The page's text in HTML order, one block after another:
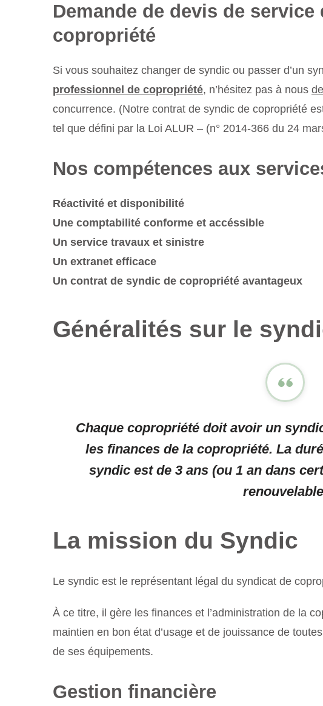
Demande de devis de service
copropriété
Si vous souhaitez changer de syndic ou passer d’un
professionnel de copropriété, n’hésitez pas à nous
concurrence. (Notre contrat de syndic de copropriété
tel que défini par la Loi ALUR – (n° 2014-366 du 24
Nos compétences aux
Réactivité et disponibilité
Une comptabilité conforme et accéssible
Un service travaux et sinistre
Un extranet efficace
Un contrat de syndic de copropriété avantageux
Généralités sur le
Chaque copropriété doit avoir un
les finances de la copropriété. La
syndic est de 3 ans (ou 1 an dans
La mission du Syndic
Le syndic est le représentant légal du syndicat de
À ce titre, il gère les finances et l’administration de la
maintien en bon état d’usage et de jouissance de
de ses équipements.
Gestion financière